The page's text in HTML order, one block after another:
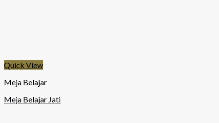
Quick View
Meja Belajar
Meja Belajar Jati